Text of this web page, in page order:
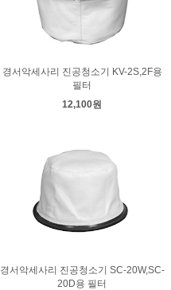
경서악세사리 진공청소기 KV-2S,2F용
필터
12,100원
경서악세사리 진공청소기 SC-20W,SC-
20D용 필터